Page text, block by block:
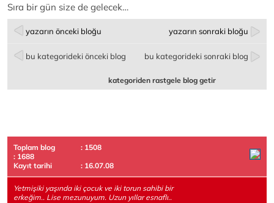
Sıra bir gün size de gelecek…
yazarın önceki bloğu yazarın sonraki bloğu
bu kategorideki önceki blog bu kategorideki sonraki blog
kategoriden rastgele blog getir
Toplam blog
: 1508
: 1688
Kayıt tarihi
: 16.07.08
Yetmişiki yaşında iki çocuk ve iki torun sahibi bir
erkeğim.. Lise mezunuyum. Uzun yıllar esnaflı..